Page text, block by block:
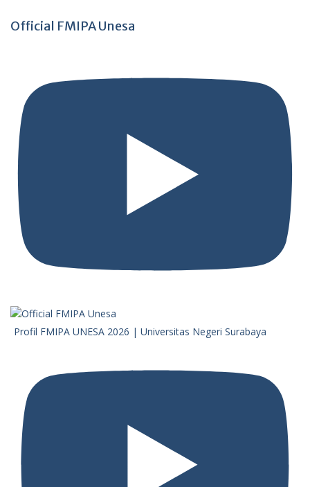
Official FMIPA Unesa
Profil FMIPA UNESA 2026 | Universitas Negeri Surabaya